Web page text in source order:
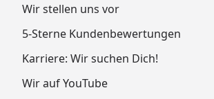
Wir stellen uns vor
5-Sterne Kundenbewertungen
Karriere: Wir suchen Dich!
Wir auf YouTube